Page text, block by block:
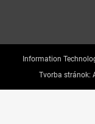
Information
Tvorba stránok: